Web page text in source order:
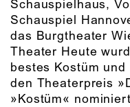
Schauspielhaus,
Schauspiel
das Burgtheater
Theater Heute
bestes Kostüm
den Theaterpreis
»Kostüm«